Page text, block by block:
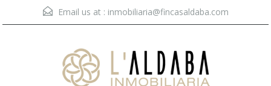
Email us at : inmobiliaria@fincasaldaba.com